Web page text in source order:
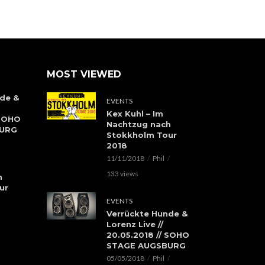
&
MOST VIEWED
EVENTS
Kex Kuhl – Im
Nachtzug nach
Stokkholm Tour
2018
11/11/2018
Phil
133 views
EVENTS
Verrückte Hunde &
Lorenz Live //
20.05.2018 // SOHO
STAGE AUGSBURG
05/05/2018 Phil